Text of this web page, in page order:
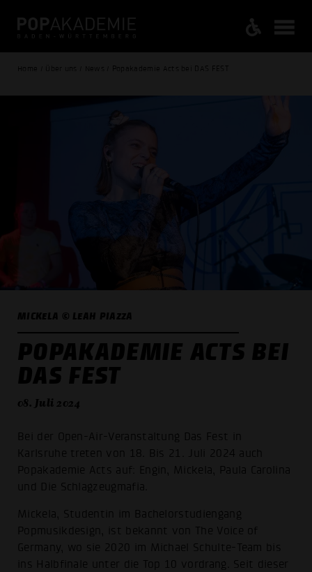
Home / Über uns / News / Popakademie Acts bei DAS FEST
MICKELA © LEAH PIAZZA
POPAKADEMIE ACTS BEI
DAS FEST
08. Juli 2024
Bei der Open-Air-Veranstaltung Das Fest in
Karlsruhe treten von 18. Bis 21. Juli 2024 auch
Popakademie Acts auf: Engin, Mickela, Paula Carolina
und Die Schlagzeugmafia.
Mickela, Studentin im Bachelorstudiengang
Popmusikdesign, ist bekannt von The Voice of
Germany, wo sie 2020 im Michael Schulte-Team bis
ins Halbfinale unter die Top 10 vordrang. Seit dieser